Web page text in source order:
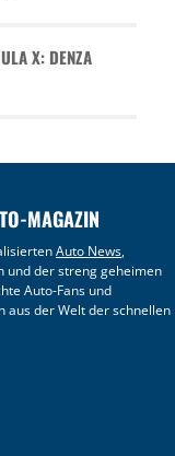
X: DENZA
MAGAZIN
Auto News,
und der streng geheimen
Auto-Fans und
aus der Welt der schnellen